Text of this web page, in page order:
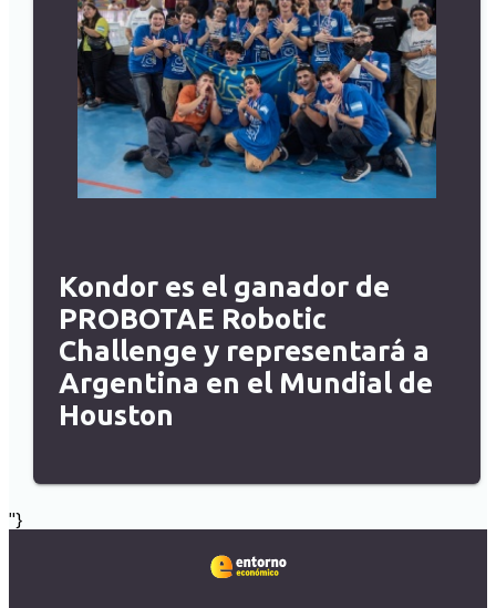
Kondor es el ganador de
PROBOTAE Robotic
Challenge y representará a
Argentina en el Mundial de
Houston
"}